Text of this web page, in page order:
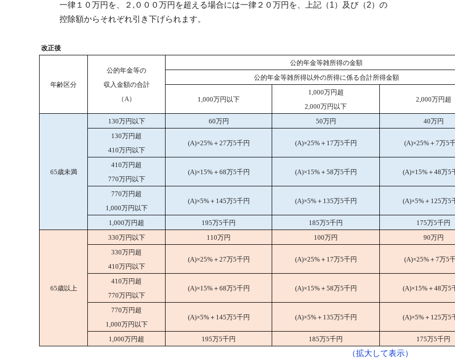
一律１０万円を、２,０００万円を超える場合には一律２０万円を、上記（1）及び（2）の
控除額からそれぞれ引き下げられます。
改正後
年齢区分
公的年金等の
収入金額の合計
（A）
公的年金等雑所得の金額
公的年金等雑所得以外の所得に係る合計所得金額
1,000万円以下
1,000万円超
2,000万円以下
2,000万円超
65歳未満
130万円以下 60万円 50万円
40万円
130万円超
410万円以下
(A)×25%＋27万5千円 (A)×25%＋17万5千円 (A)×25%＋7万5
410万円超
770万円以下
(A)×15%＋68万5千円 (A)×15%＋58万5千円 (A)×15%＋48万5
770万円超
1,000万円以下
(A)×5%＋145万5千円 (A)×5%＋135万5千円 (A)×5%＋125万5
1,000万円超 195万5千円 185万5千円 175万5千円
65歳以上
330万円以下 110万円 100万円
90万円
330万円超
410万円以下
(A)×25%＋27万5千円 (A)×25%＋17万5千円 (A)×25%＋7万5
410万円超
770万円以下
(A)×15%＋68万5千円 (A)×15%＋58万5千円 (A)×15%＋48万5
770万円超
1,000万円以下
(A)×5%＋145万5千円 (A)×5%＋135万5千円 (A)×5%＋125万5
1,000万円超 195万5千円 185万5千円 175万5千円
（拡大して表示）